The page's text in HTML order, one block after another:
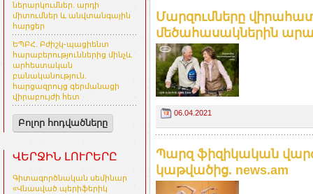
ներարկումներ. արդի
միտումներ և անվտանգային
հարցեր
ԵՊԲՀ. Բժիշկ-պացիենտ
հարաբերություններից մինչև
արհեստական
բանականություն.
հարցազրույց գերմանացի
վիրաբույժի հետ
Բոլոր հոդվածները
ՎԵՐՋԻՆ ԼՈՒՐԵՐԸ
Գիտագործնական սեմինար
«Վնասված պերիֆերիկ
Մարզումները
մեծահասակներին
06.04.2021
Պարզ ֆիզիկական
կաթվածից. news.am